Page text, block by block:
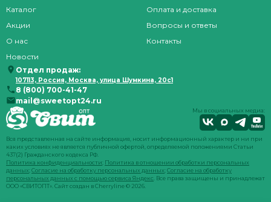
Каталог
Акции
О нас
Новости
Оплата и доставка
Вопросы и ответы
Контакты
Отдел продаж:
107113, Россия, Москва, улица Шумкина, 20с1
8 (800) 700-41-47
mail@sweetopt24.ru
Мы в социальных медиа:
Вся представленная на сайте информация, носит информационный характер и ни при
каких условиях не является публичной офертой, определяемой положениями Статьи
437(2) Гражданского кодекса РФ.
Политика конфиденциальности; Политика в отношении обработки персональных
данных; Согласие на обработку персональных данных; Согласие на обработку
персональных данных с помощью сервиса Яндекс . Все права защищены и принадлежат
ООО «СВИТОПТ». Сайт создан вCherryline© 2026.